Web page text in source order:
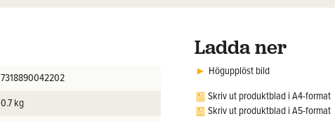
7318890042202
0.7 kg
Ladda ner
Högupplöst bild
Skriv ut produktblad i A4-format
Skriv ut produktblad i A5-format